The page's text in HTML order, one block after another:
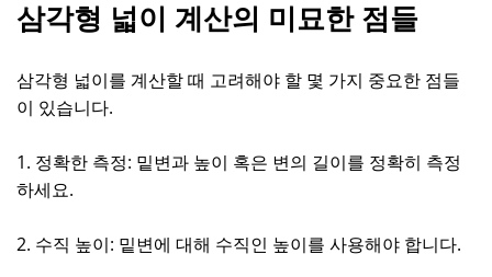
삼각형 넓이 계산의 미묘한 점들
삼각형 넓이를 계산할 때 고려해야 할 몇 가지 중요한 점들
이 있습니다.
1. 정확한 측정: 밑변과 높이 혹은 변의 길이를 정확히 측정
하세요.
2. 수직 높이: 밑변에 대해 수직인 높이를 사용해야 합니다.